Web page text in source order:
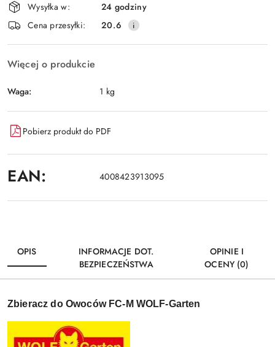
Wyślij
i
dostawa
Wysyłka w:
24 godziny
Cena przesyłki:
20.6
Więcej o produkcie
Waga: 1 kg
Pobierz produkt do PDF
EAN: 4008423913095
OPIS
INFORMACJE DOT.
BEZPIECZEŃSTWA
OPINIE I
OCENY (0)
Zbieracz do Owoców FC-M WOLF-Garten